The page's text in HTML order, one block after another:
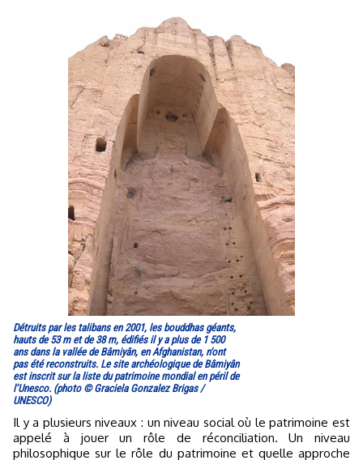
Détruits par les talibans en 2001, les bouddhas géants,
hauts de 53 m et de 38 m, édifiés il y a plus de 1 500
ans dans la vallée de Bâmiyân, en Afghanistan, n’ont
pas été reconstruits. Le site archéologique de Bâmiyân
est inscrit sur la liste du patrimoine mondial en péril de
l’Unesco. (photo © Graciela Gonzalez Brigas /
UNESCO)
Il y a plusieurs niveaux : un niveau social où le patrimoine est
appelé à jouer un rôle de réconciliation. Un niveau
philosophique sur le rôle du patrimoine et quelle approche